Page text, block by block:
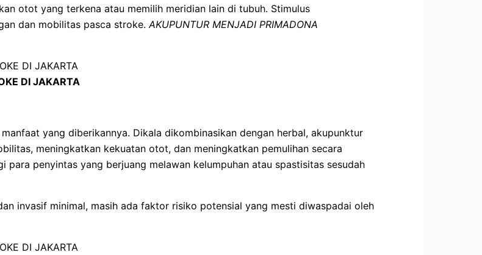
otot yang terkena atau memilih meridian lain di tubuh. Stimulus
dan mobilitas pasca stroke. AKUPUNTUR MENJADI PRIMADONA
DI JAKARTA
yang diberikannya. Dikala dikombinasikan dengan herbal, akupunktur
meningkatkan kekuatan otot, dan meningkatkan pemulihan secara
penyintas yang berjuang melawan kelumpuhan atau spastisitas sesudah
invasif minimal, masih ada faktor risiko potensial yang mesti diwaspadai oleh